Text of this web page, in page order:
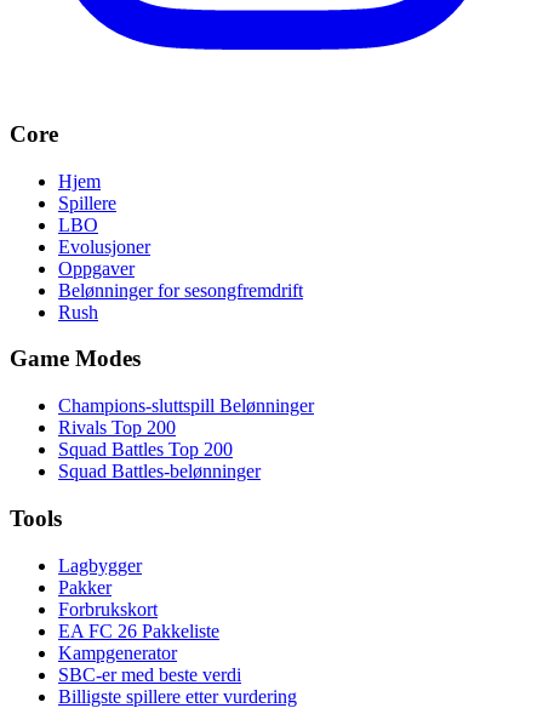
Core
Hjem
Spillere
LBO
Evolusjoner
Oppgaver
Belønninger for sesongfremdrift
Rush
Game Modes
Champions-sluttspill Belønninger
Rivals Top 200
Squad Battles Top 200
Squad Battles-belønninger
Tools
Lagbygger
Pakker
Forbrukskort
EA FC 26 Pakkeliste
Kampgenerator
SBC-er med beste verdi
Billigste spillere etter vurdering